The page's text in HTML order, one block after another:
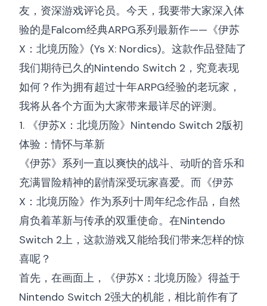
友，资深游戏评论员。今天，我要带大家深入体
验的是Falcom经典ARPG系列最新作——《伊苏
X：北境历险》(Ys X: Nordics)。这款作品登陆了
我们期待已久的Nintendo Switch 2，究竟表现
如何？作为拥有超过十年ARPG经验的老玩家，
我将从各个方面为大家带来最详尽的评测。
1. 《伊苏X：北境历险》Nintendo Switch 2版初
体验：情怀与革新
《伊苏》系列一直以爽快的战斗、动听的音乐和
充满冒险精神的剧情深受玩家喜爱。而《伊苏
X：北境历险》作为系列十周年纪念作品，自然
肩负着革新与传承的双重使命。在Nintendo
Switch 2上，这款游戏又能给我们带来怎样的惊
喜呢？
首先，在画面上，《伊苏X：北境历险》得益于
Nintendo Switch 2强大的机能，相比前作有了